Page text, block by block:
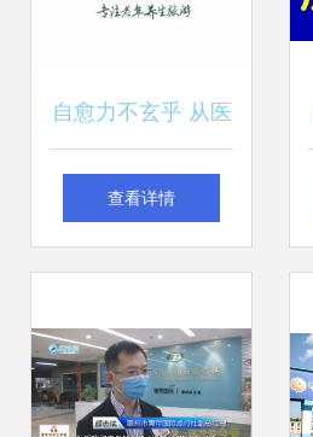
自愈力不玄乎 从医
疗免疫到“旅行社现
查看详情